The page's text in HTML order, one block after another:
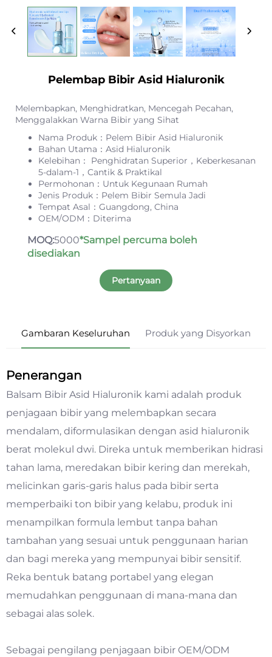
Pelembap Bibir Asid Hialuronik
Melembapkan, Menghidratkan, Mencegah Pecahan,
Menggalakkan Warna Bibir yang Sihat
Nama Produk：Pelem Bibir Asid Hialuronik
Bahan Utama：Asid Hialuronik
Kelebihan： Penghidratan Superior，Keberkesanan
5-dalam-1，Cantik & Praktikal
Permohonan：Untuk Kegunaan Rumah
Jenis Produk：Pelem Bibir Semula Jadi
Tempat Asal：Guangdong, China
OEM/ODM：Diterima
MOQ:5000*Sampel percuma boleh
disediakan
Pertanyaan
Gambaran Keseluruhan Produk yang Disyorkan
Penerangan
Balsam Bibir Asid Hialuronik kami adalah produk
penjagaan bibir yang melembapkan secara
mendalam, diformulasikan dengan asid hialuronik
berat molekul dwi. Direka untuk memberikan hidrasi
tahan lama, meredakan bibir kering dan merekah,
melicinkan garis-garis halus pada bibir serta
memperbaiki ton bibir yang kelabu, produk ini
menampilkan formula lembut tanpa bahan
tambahan yang sesuai untuk penggunaan harian
dan bagi mereka yang mempunyai bibir sensitif.
Reka bentuk batang portabel yang elegan
memudahkan penggunaan di mana-mana dan
sebagai alas solek.
Sebagai pengilang penjagaan bibir OEM/ODM